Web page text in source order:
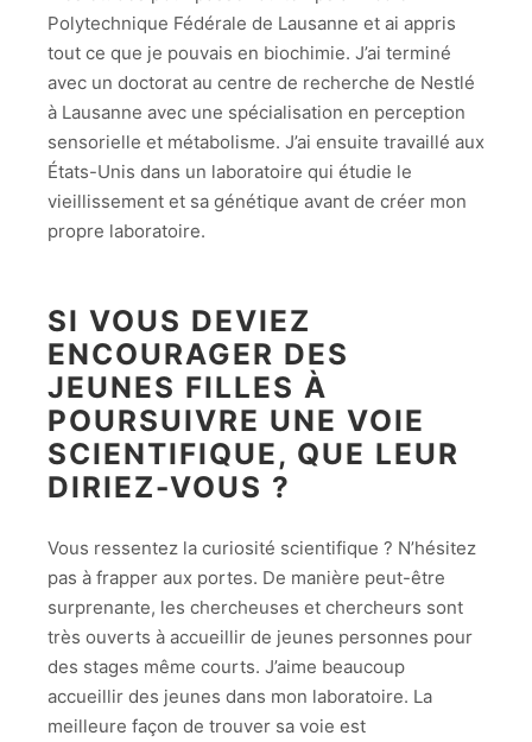
Polytechnique Fédérale de Lausanne et ai appris
tout ce que je pouvais en biochimie. J’ai terminé
avec un doctorat au centre de recherche de Nestlé
à Lausanne avec une spécialisation en perception
sensorielle et métabolisme. J’ai ensuite travaillé aux
États-Unis dans un laboratoire qui étudie le
vieillissement et sa génétique avant de créer mon
propre laboratoire.
SI VOUS DEVIEZ
ENCOURAGER DES
JEUNES FILLES À
POURSUIVRE UNE VOIE
SCIENTIFIQUE, QUE LEUR
DIRIEZ-VOUS ?
Vous ressentez la curiosité scientifique ? N’hésitez
pas à frapper aux portes. De manière peut-être
surprenante, les chercheuses et chercheurs sont
très ouverts à accueillir de jeunes personnes pour
des stages même courts. J’aime beaucoup
accueillir des jeunes dans mon laboratoire. La
meilleure façon de trouver sa voie est